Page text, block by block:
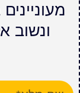
ונשוב